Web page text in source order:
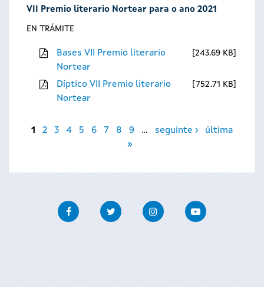
VII Premio literario Nortear para o ano 2021
EN TRÁMITE
Bases VII Premio literario
Nortear
243.69 KB
Díptico VII Premio literario
Nortear
752.71 KB
Páxinas
1 2 3 4 5 6 7 8 9 … seguinte ›
última
»
FacebookTwitter InstagramYoutube